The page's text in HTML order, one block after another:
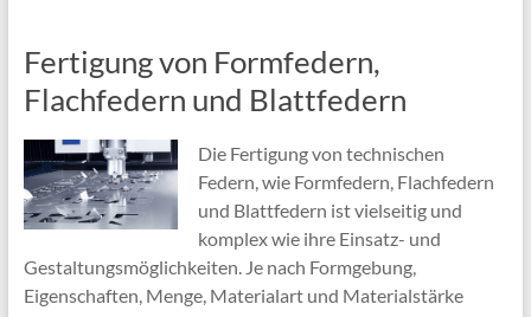
Fertigung von Formfedern,
Flachfedern und Blattfedern
Die Fertigung von technischen
Federn, wie Formfedern, Flachfedern
und Blattfedern ist vielseitig und
komplex wie ihre Einsatz- und
Gestaltungsmöglichkeiten. Je nach Formgebung,
Eigenschaften, Menge, Materialart und Materialstärke